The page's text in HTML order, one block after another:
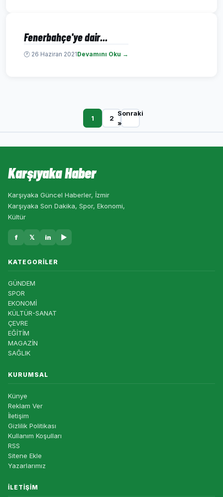
Fenerbahçe'ye dair...
🕐 26 Haziran 2021Devamını Oku →
1 2
Sonraki
»
Karşıyaka Haber
Karşıyaka Güncel Haberler, İzmir
Karşıyaka Son Dakika, Spor, Ekonomi,
Kültür
f 𝕏 in ▶
KATEGORILER
GÜNDEM
SPOR
EKONOMİ
KÜLTÜR-SANAT
ÇEVRE
EĞİTİM
MAGAZİN
SAĞLIK
KURUMSAL
Künye
Reklam Ver
İletişim
Gizlilik Politikası
Kullanım Koşulları
RSS
Sitene Ekle
Yazarlarımız
İLETIŞIM